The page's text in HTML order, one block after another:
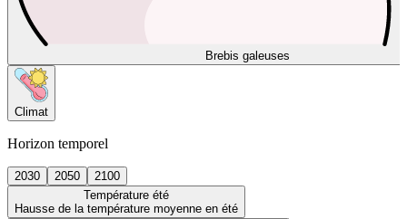
Brebis galeuses
Climat
Horizon temporel
2030 2050
2100
Température été
Hausse de la température moyenne en été